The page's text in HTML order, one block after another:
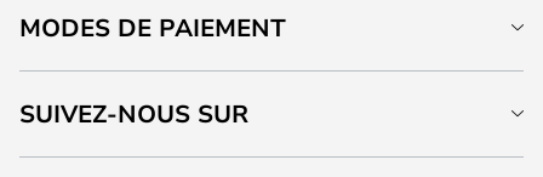
MODES DE PAIEMENT
SUIVEZ-NOUS SUR